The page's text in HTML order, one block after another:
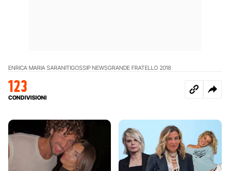
ENRICA MARIA SARANITIGOSSIP NEWSGRANDE FRATELLO 2018
123
CONDIVISIONI